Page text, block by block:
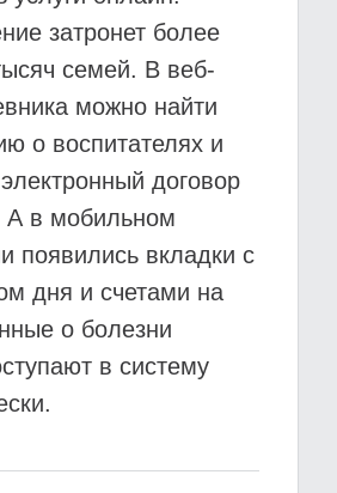
затронет более
семей. В веб-
можно найти
о воспитателях и
договор
А в мобильном
появились вкладки с
дня и счетами на
о болезни
в систему